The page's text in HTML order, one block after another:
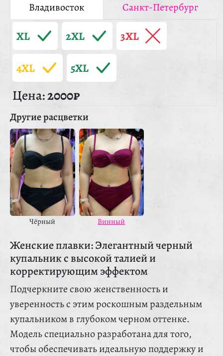
Владивосток
Санкт-Петербург
XL 2XL 3XL
4XL 5XL
Цена:2000₽
Другие расцветки
Чёрный Винный
Женские плавки: Элегантный черный
купальник с высокой талией и
корректирующим эффектом
Подчеркните свою женственность и
уверенность с этим роскошным раздельным
купальником в глубоком черном оттенке.
Модель специально разработана для того,
чтобы обеспечивать идеальную поддержку и